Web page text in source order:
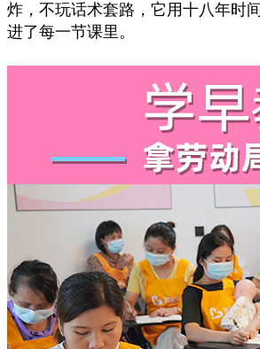
炸，不玩话术套路，它用十八年时
进了每一节课里。